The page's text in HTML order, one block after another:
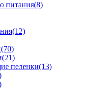
питания(8)
(12)
(70)
(21)
пеленки(13)